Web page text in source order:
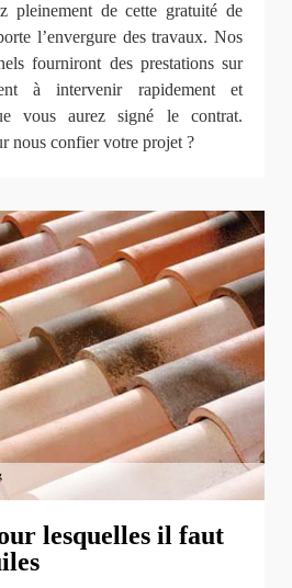
pleinement de cette gratuité de
l’envergure des travaux. Nos
fourniront des prestations sur
à intervenir rapidement et
vous aurez signé le contrat.
nous confier votre projet ?
lesquelles il faut